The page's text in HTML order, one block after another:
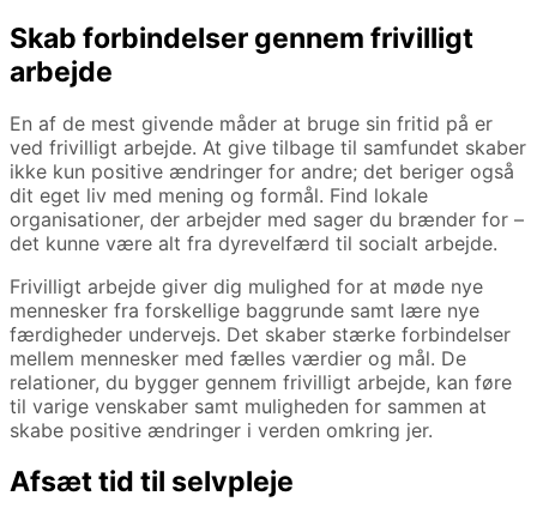
Skab forbindelser gennem frivilligt
arbejde
En af de mest givende måder at bruge sin fritid på er
ved frivilligt arbejde. At give tilbage til samfundet skaber
ikke kun positive ændringer for andre; det beriger også
dit eget liv med mening og formål. Find lokale
organisationer, der arbejder med sager du brænder for –
det kunne være alt fra dyrevelfærd til socialt arbejde.
Frivilligt arbejde giver dig mulighed for at møde nye
mennesker fra forskellige baggrunde samt lære nye
færdigheder undervejs. Det skaber stærke forbindelser
mellem mennesker med fælles værdier og mål. De
relationer, du bygger gennem frivilligt arbejde, kan føre
til varige venskaber samt muligheden for sammen at
skabe positive ændringer i verden omkring jer.
Afsæt tid til selvpleje